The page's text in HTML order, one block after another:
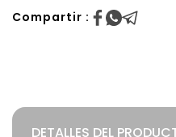
Compartir :
DETALLES DEL